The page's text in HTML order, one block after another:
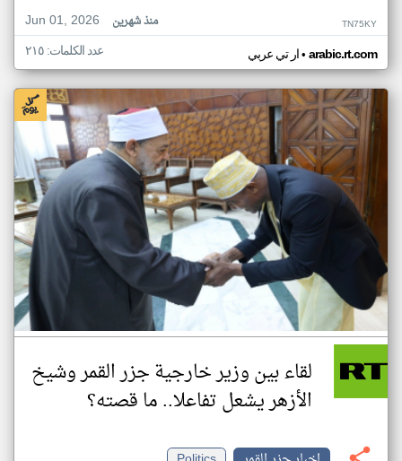
Jun 01, 2026
منذ شهرين TN75KY
ار تي عربي• arabic.rt.com عدد الكلمات: ٢١٥
لقاء بين وزير خارجية جزر القمر وشيخ
الأزهر يشعل تفاعلا.. ما قصته؟